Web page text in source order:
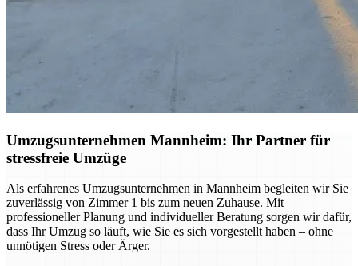
Umzugsunternehmen Mannheim: Ihr Partner für
stressfreie Umzüge
Als erfahrenes Umzugsunternehmen in Mannheim begleiten wir Sie
zuverlässig von Zimmer 1 bis zum neuen Zuhause. Mit
professioneller Planung und individueller Beratung sorgen wir dafür,
dass Ihr Umzug so läuft, wie Sie es sich vorgestellt haben – ohne
unnötigen Stress oder Ärger.